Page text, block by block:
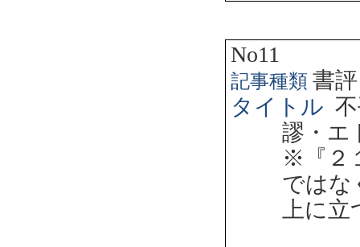
No11
記事種類 書評
タイトル
謬・
※『２
ではな
上に